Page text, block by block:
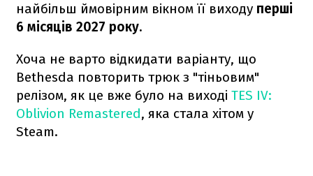
найбільш ймовірним вікном її виходу перші
6 місяців 2027 року.
Хоча не варто відкидати варіанту, що
Bethesda повторить трюк з "тіньовим"
релізом, як це вже було на виході TES IV:
Oblivion Remastered, яка стала хітом у
Steam.